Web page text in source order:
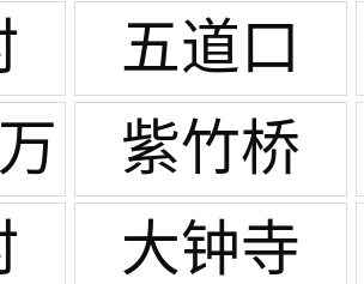
五道口
紫竹桥
大钟寺